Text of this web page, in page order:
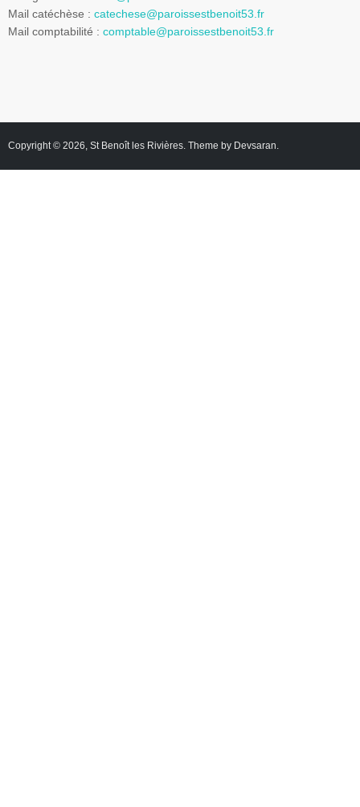
Mail catéchèse : catechese@paroissestbenoit53.fr
Mail comptabilité : comptable@paroissestbenoit53.fr
Copyright © 2026, St Benoît les Rivières. Theme by Devsaran.